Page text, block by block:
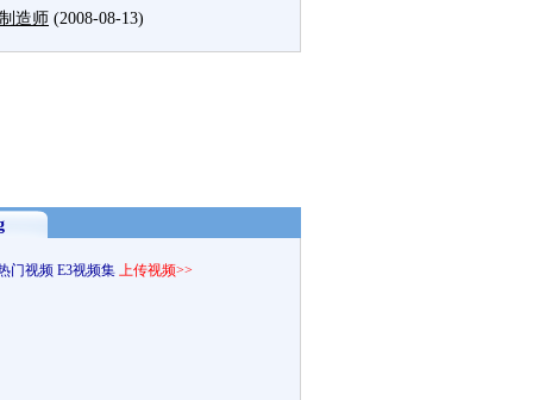
造师 (2008-08-13)
门视频 E3视频集 上传视频>>